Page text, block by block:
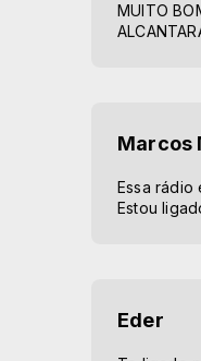
MUITO
Marcos
Essa rádio
Estou
Eder